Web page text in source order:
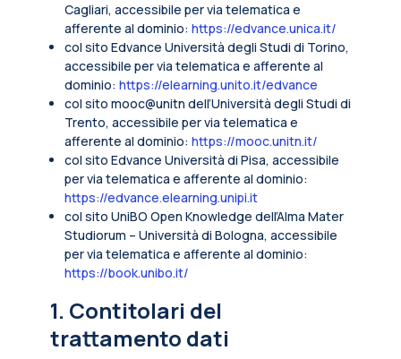
Cagliari, accessibile per via telematica e
afferente al dominio: https://edvance.unica.it/
col sito Edvance Università degli Studi di Torino,
accessibile per via telematica e afferente al
dominio: https://elearning.unito.it/edvance
col sito mooc@unitn dell’Università degli Studi di
Trento, accessibile per via telematica e
afferente al dominio: https://mooc.unitn.it/
col sito Edvance Università di Pisa, accessibile
per via telematica e afferente al dominio:
https://edvance.elearning.unipi.it
col sito UniBO Open Knowledge dell’Alma Mater
Studiorum – Università di Bologna, accessibile
per via telematica e afferente al dominio:
https://book.unibo.it/
1. Contitolari del
trattamento dati